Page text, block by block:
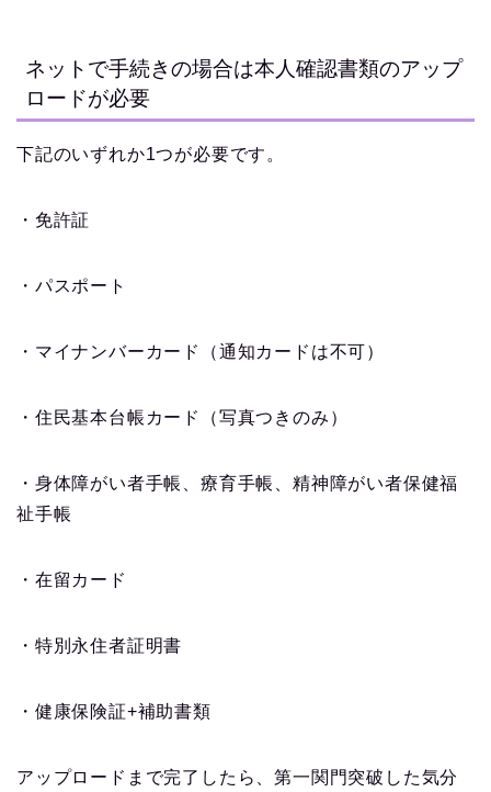
ネットで手続きの場合は本人確認書類のアップ
ロードが必要
下記のいずれか1つが必要です。
・免許証
・パスポート
・マイナンバーカード（通知カードは不可）
・住民基本台帳カード（写真つきのみ）
・身体障がい者手帳、療育手帳、精神障がい者保健福
祉手帳
・在留カード
・特別永住者証明書
・健康保険証+補助書類
アップロードまで完了したら、第一関門突破した気分